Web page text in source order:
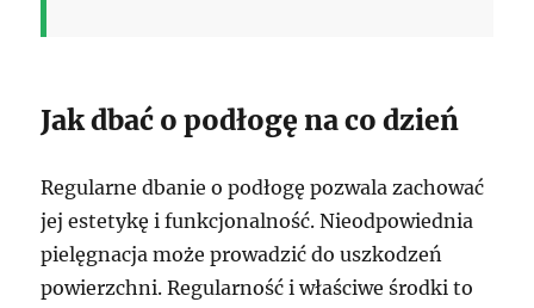
Jak dbać o podłogę na co dzień
Regularne dbanie o podłogę pozwala zachować
jej estetykę i funkcjonalność. Nieodpowiednia
pielęgnacja może prowadzić do uszkodzeń
powierzchni. Regularność i właściwe środki to